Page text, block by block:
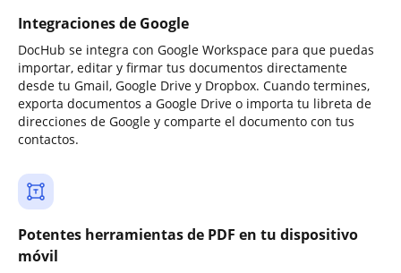
Integraciones de Google
DocHub se integra con Google Workspace para que puedas
importar, editar y firmar tus documentos directamente
desde tu Gmail, Google Drive y Dropbox. Cuando termines,
exporta documentos a Google Drive o importa tu libreta de
direcciones de Google y comparte el documento con tus
contactos.
Potentes herramientas de PDF en tu dispositivo
móvil